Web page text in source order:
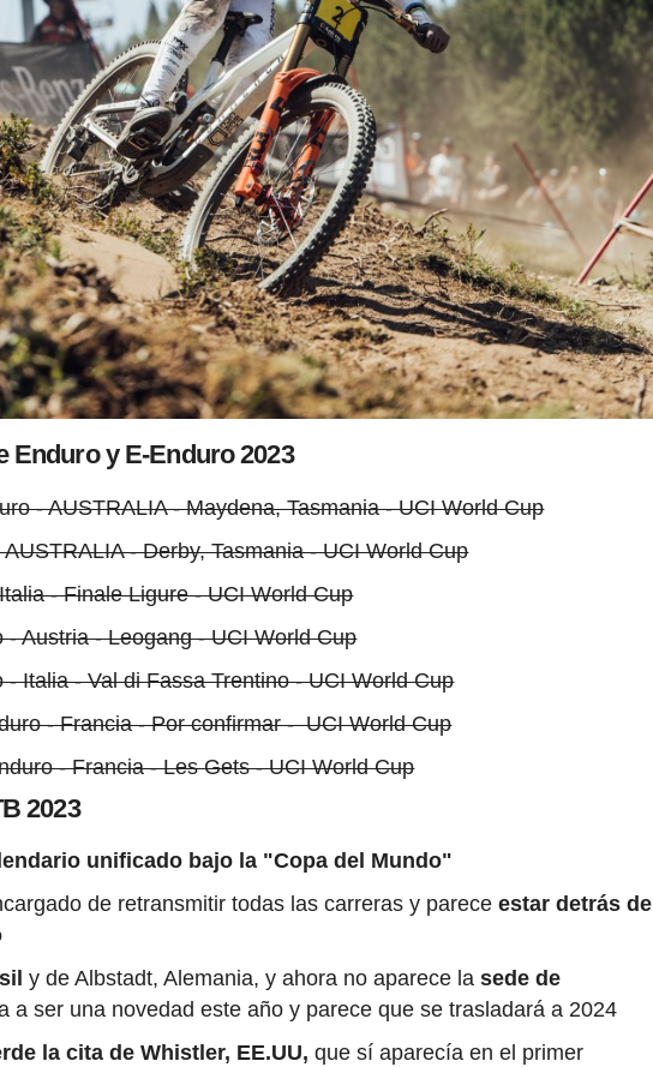
Enduro y E-Enduro 2023
- AUSTRALIA - Maydena, Tasmania - UCI World Cup
- Derby, Tasmania - UCI World Cup
- Finale Ligure - UCI World Cup
Austria - Leogang - UCI World Cup
Italia - Val di Fassa Trentino - UCI World Cup
- Francia - Por confirmar - UCI World Cup
- Francia - Les Gets - UCI World Cup
2023
unificado bajo la "Copa del Mundo"
de retransmitir todas las carreras y parece estar detrás de
y de Albstadt, Alemania, y ahora no aparece lasede de
a ser una novedad este año y parece que se trasladará a 2024
la cita de Whistler, EE.UU, que sí aparecía en el primer